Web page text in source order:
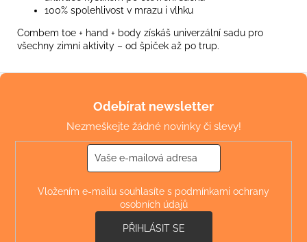
100% spolehlivost v mrazu i vlhku
Combem toe + hand + body získáš univerzální sadu pro
všechny zimní aktivity – od špiček až po trup.
Z
Odebírat newsletter
Nezmeškejte žádné novinky či slevy!
Vložením e-mailu souhlasíte s podmínkami ochrany
osobních údajů
PŘIHLÁSIT SE